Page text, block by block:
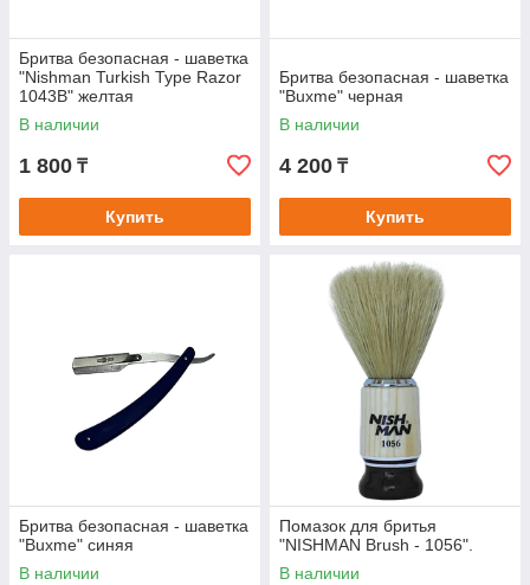
Бритва безопасная - шаветка
"Nishman Turkish Type Razor
1043B" желтая
В наличии
1 800 ₸
Купить
Бритва безопасная - шаветка
"Buxme" черная
В наличии
4 200 ₸
Купить
Бритва безопасная - шаветка
"Buxme" синяя
В наличии
Помазок для бритья
"NISHMAN Brush - 1056".
В наличии